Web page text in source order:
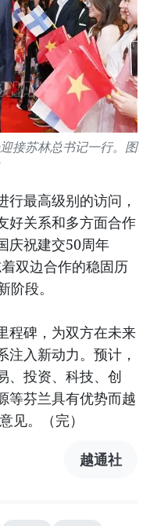
接苏林总书记一行。图
行最高级别的访问，
好关系和多方面合作
庆祝建交50周年
双边合作的稳固历
段。
程碑，为双方在未来
入新动力。预计，
、投资、科技、创
等芬兰具有优势而越
见。（完）
越通社